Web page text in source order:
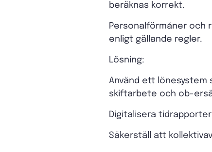
beräknas korrekt.
Personalförmåner och
enligt gällande regler.
Lösning:
Använd ett lönesystem
skiftarbete och ob-
Digitalisera
Säkerställ att